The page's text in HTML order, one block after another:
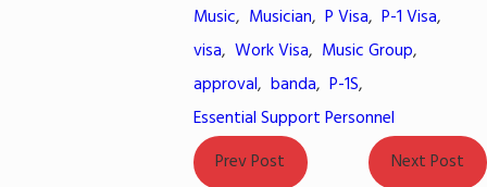
Music, Musician, P Visa, P-1 Visa,
visa, Work Visa, Music Group,
approval, banda, P-1S,
Essential Support Personnel
Prev Post
Next Post